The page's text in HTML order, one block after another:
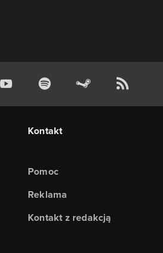
Kontakt
Pomoc
Reklama
Kontakt z redakcją